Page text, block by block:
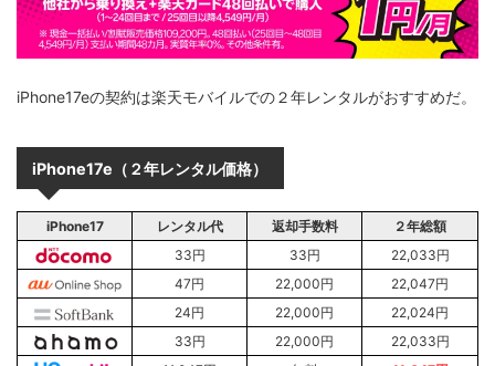
iPhone17eの契約は楽天モバイルでの２年レンタルがおすすめだ。
iPhone17e （２年レンタル価格）
iPhone17 レンタル代 返却手数料
２年総額
33円
33円
22,033円
47円
22,000円
22,047円
24円
22,000円
22,024円
33円
22,000円
22,033円